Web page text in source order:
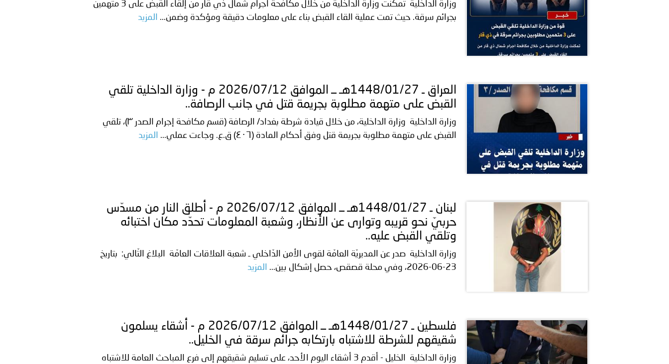
من برنامج ترحيل المهاجرين غير الشرعيين..
السلطانية..
وزارة الداخلية تمكنت وزارة الداخلية من خلال مكافحة اجرام شمال ذي قار من إلقاء القبض على 3 متهمين
بجرائم سرقة. حيث تمت عملية القاء القبض بناء على معلومات دقيقة ومؤكدة وضمن...
المزيد
العراق ـ 1448/01/27هـ ــ الموافق 2026/07/12 م - وزارة الداخلية تلقي
القبض على متهمة مطلوبة بجريمة قتل في جانب الرصافة..
وزارة الداخلية وزارة الداخلية، من خلال قيادة شرطة بغداد/ الرصافة (قسم مكافحة إجرام الصدر ٣)، تلقي
القبض على متهمة مطلوبة بجريمة قتل وفق أحكام المادة (٤٠٦) ق.ع. وجاءت عملي...
المزيد
لبنان ـ 1448/01/27هـ ــ الموافق 2026/07/12 م - أطلق النار من مسدّس
حربيّ نحو قريبه وتوارى عن الأنظار، وشعبة المعلومات تحدّد مكان اختبائه
وتلقي القبض عليه..
وزارة الداخلية صدر عن المديريّة العامّة لقوى الأمن الدّاخلي ـ شعبة العلاقات العامّة البلاغ التّالي: بتاريخ
23-06-2026، وفي محلة قصقص، حصل إشكال بين...
المزيد
فلسطين ـ 1448/01/27هـ ــ الموافق 2026/07/12 م - أشقاء يسلمون
شقيقهم للشرطة للاشتباه بارتكابه جرائم سرقة في الخليل..
وزارة الداخلية الخليل - أقدم 3 أشقاء اليوم الأحد، على تسليم شقيقهم إلى فرع المباحث العامة للاشتباه